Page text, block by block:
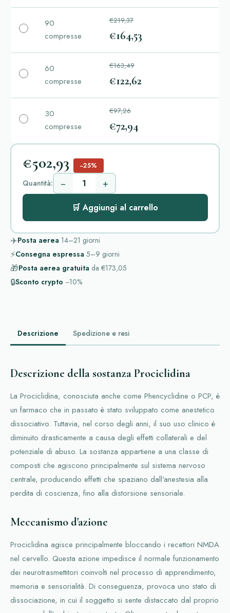
90
compresse
€219,37
€164,53
60
compresse
€163,49
€122,62
30
compresse
€97,26
€72,94
€502,93 −25%
Quantità: − +
🛒 Aggiungi al carrello
✈️Posta aerea 14–21 giorni
⚡Consegna espressa 5–9 giorni
🎁Posta aerea gratuita da €173,05
🔒Sconto crypto −10%
Descrizione Spedizione e resi
Descrizione della sostanza Prociclidina
La Prociclidina, conosciuta anche come Phencyclidine o PCP, è
un farmaco che in passato è stato sviluppato come anestetico
dissociativo. Tuttavia, nel corso degli anni, il suo uso clinico è
diminuito drasticamente a causa degli effetti collaterali e del
potenziale di abuso. La sostanza appartiene a una classe di
composti che agiscono principalmente sul sistema nervoso
centrale, producendo effetti che spaziano dall'anestesia alla
perdita di coscienza, fino alla distorsione sensoriale.
Meccanismo d'azione
Prociclidina agisce principalmente bloccando i recettori NMDA
nel cervello. Questa azione impedisce il normale funzionamento
dei neurotrasmettitori coinvolti nel processo di apprendimento,
memoria e sensorialità. Di conseguenza, provoca uno stato di
dissociazione, in cui il soggetto si sente distaccato dal proprio